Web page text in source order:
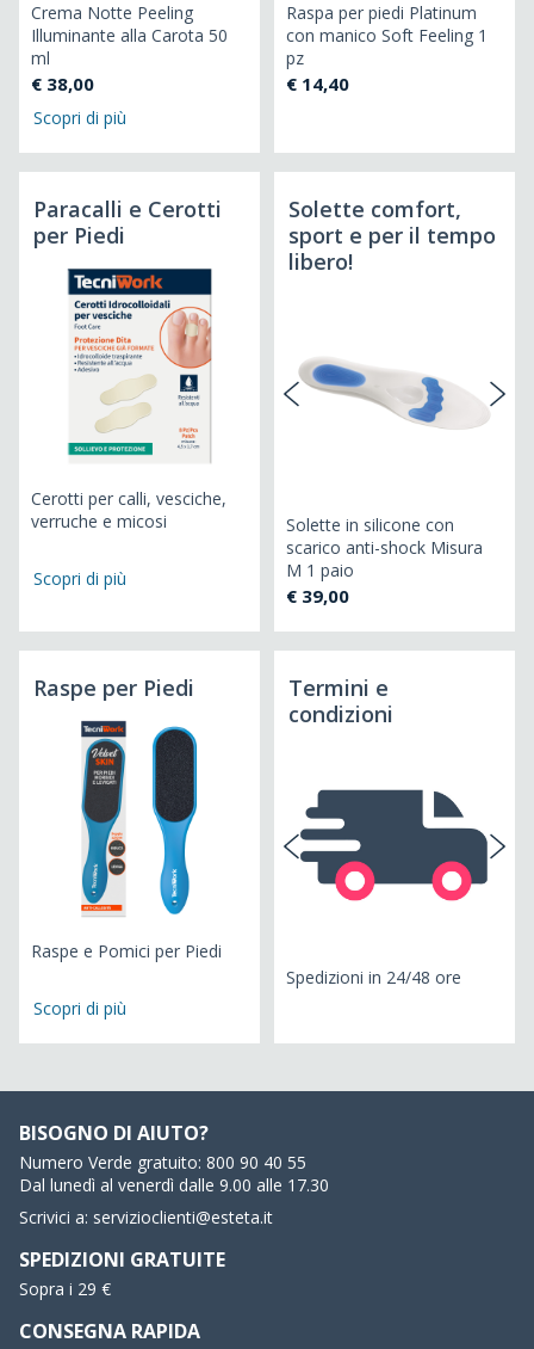
Crema Notte Peeling
Illuminante alla Carota 50
ml
€ 38,00
Scopri di più
Raspa per piedi Platinum
con manico Soft Feeling 1
pz
€ 14,40
Paracalli e Cerotti
per Piedi
Cerotti per calli, vesciche,
verruche e micosi
Scopri di più
Solette comfort,
sport e per il tempo
libero!
Solette in silicone con
scarico anti-shock Misura
M 1 paio
€ 39,00
Raspe per Piedi
Raspe e Pomici per Piedi
Scopri di più
Termini e
condizioni
Spedizioni in 24/48 ore
BISOGNO DI AIUTO?
Numero Verde gratuito: 800 90 40 55
Dal lunedì al venerdì dalle 9.00 alle 17.30
Scrivici a: servizioclienti@esteta.it
SPEDIZIONI GRATUITE
Sopra i 29 €
CONSEGNA RAPIDA